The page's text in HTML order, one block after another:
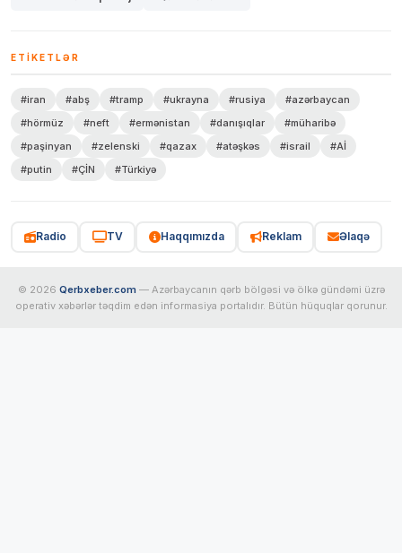
ETIKETLƏR
#iran #abş #tramp #ukrayna #rusiya
#azərbaycan
#hörmüz
#neft #ermənistan #danışıqlar
#müharibə
#paşinyan
#zelenski #qazax #atəşkəs #israil
#Aİ
#putin
#ÇİN #Türkiyə
Radio TV Haqqımızda Reklam Əlaqə
© 2026 Qerbxeber.com — Azərbaycanın qərb bölgəsi və ölkə gündəmi üzrə
operativ xəbərlər təqdim edən informasiya portalıdır. Bütün hüquqlar qorunur.